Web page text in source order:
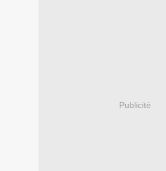
Publicité